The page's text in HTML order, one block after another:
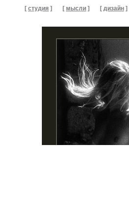
[ студия ] [ мысли ] [ дизайн ]